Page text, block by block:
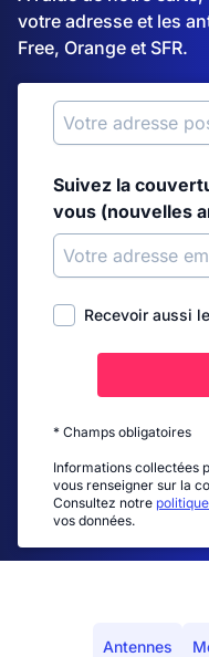
votre adresse et les
Free, Orange et SFR.
Suivez la
vous (nouvelles
Recevoir aussi
* Champs obligatoires
Informations collectées
vous renseigner sur la
Consultez notre
vos données.
Antennes